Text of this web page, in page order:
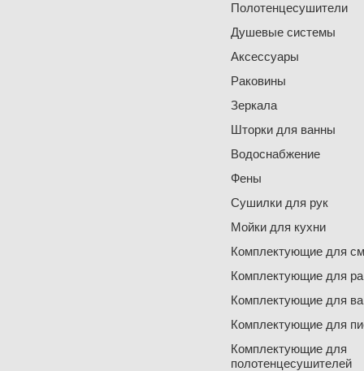
Полотенцесушители
Душевые системы
Аксессуары
Раковины
Зеркала
Шторки для ванны
Водоснабжение
Фены
Сушилки для рук
Мойки для кухни
Комплектующие для
Комплектующие для
Комплектующие для
Комплектующие для
Комплектующие для
полотенцесушителей